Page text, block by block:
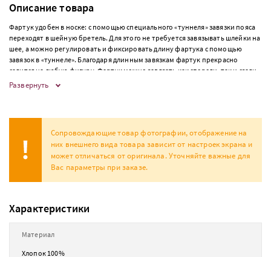
Описание товара
Фартук удобен в носке: с помощью специального «туннеля» завязки пояса
переходят в шейную бретель. Для этого не требуется завязывать шлейки на
шее, а можно регулировать и фиксировать длину фартука с помощью
завязок в «туннеле». Благодаря длинным завязкам фартук прекрасно
садится на любую фигуру. Фартук можно завязать как спереди, так и сзади.
Ширина фартука - 70см, длина фартука – 87см. Фартук имеет 1 накладной
карман.
Развернуть
Сопровождающие товар фотографии, отображение на
них внешнего вида товара зависит от настроек экрана и
может отличаться от оригинала. Уточняйте важные для
Вас параметры при заказе.
Характеристики
Материал
Хлопок 100%